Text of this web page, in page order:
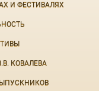
И ФЕСТИВАЛЯХ
КОВАЛЕВА